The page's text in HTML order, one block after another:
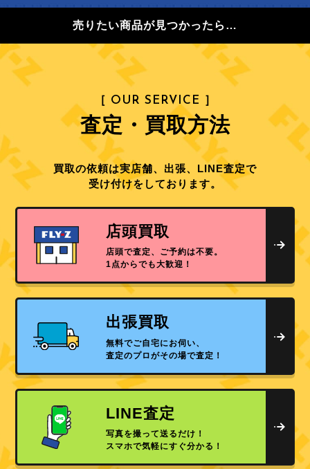
売りたい商品が見つかったら…
［ OUR SERVICE ］
査定・買取方法
買取の依頼は実店舗、出張、LINE査定で
受け付けをしております。
店頭買取
店頭で査定、ご予約は不要。
1点からでも大歓迎！
出張買取
無料でご自宅にお伺い、
査定のプロがその場で査定！
LINE査定
写真を撮って送るだけ！
スマホで気軽にすぐ分かる！